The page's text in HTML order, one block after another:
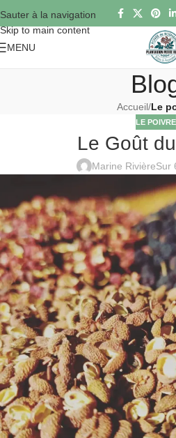
Sauter à la navigation
Skip to main content
MENU
Accueil/Le
LE POIVRE
Le Goût
Marine RivièreSur